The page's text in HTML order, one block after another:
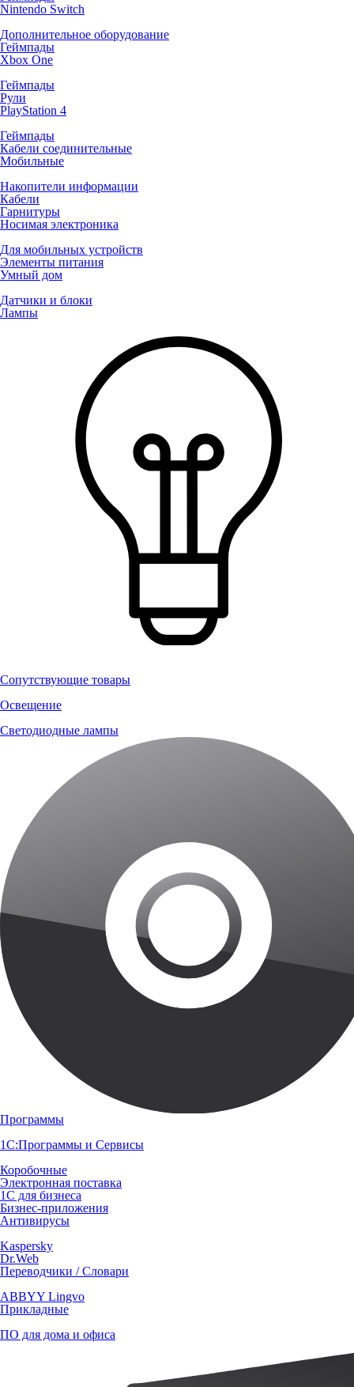
Nintendo Switch
Дополнительное оборудование
Геймпады
Xbox One
Геймпады
Рули
PlayStation 4
Геймпады
Кабели соединительные
Мобильные
Накопители информации
Кабели
Гарнитуры
Носимая электроника
Для мобильных устройств
Элементы питания
Умный дом
Датчики и блоки
Лампы
Сопутствующие товары
Освещение
Светодиодные лампы
Программы
1С:Программы и Сервисы
Коробочные
Электронная поставка
1С для бизнеса
Бизнес-приложения
Антивирусы
Kaspersky
Dr.Web
Переводчики / Словари
ABBYY Lingvo
Прикладные
ПО для дома и офиса